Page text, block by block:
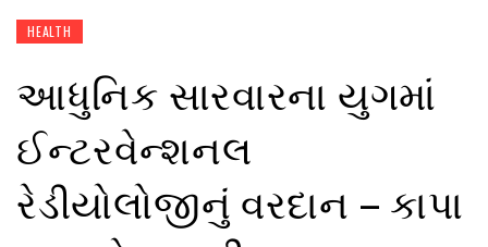
HEALTH
આધુનિક સારવારના યુગમાં
ઈન્ટરવેન્શનલ
રેડીયોલોજીનું વરદાન – કાપા